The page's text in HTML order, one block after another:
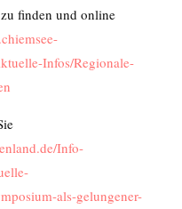
finden und online
Infos/Regionale-
Info-
als-gelungener-